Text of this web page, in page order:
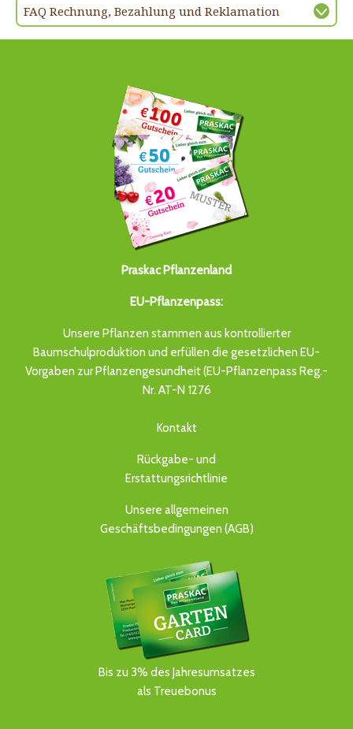
FAQ Rechnung, Bezahlung und Reklamation
Praskac Pflanzenland
EU-Pflanzenpass:
Unsere Pflanzen stammen aus kontrollierter
Baumschulproduktion und erfüllen die gesetzlichen EU-
Vorgaben zur Pflanzengesundheit (EU-Pflanzenpass Reg.-
Nr. AT-N 1276
Kontakt
Rückgabe- und
Erstattungsrichtlinie
Unsere allgemeinen
Geschäftsbedingungen (AGB)
Bis zu 3% des Jahresumsatzes
als Treuebonus